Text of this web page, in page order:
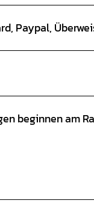
Paypal,
beginnen am